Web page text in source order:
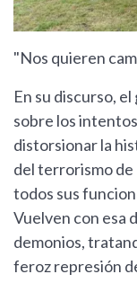
"Nos quieren
En su discurso,
sobre los
distorsionar la
del terrorismo
todos sus
Vuelven con esa
demonios,
feroz represión